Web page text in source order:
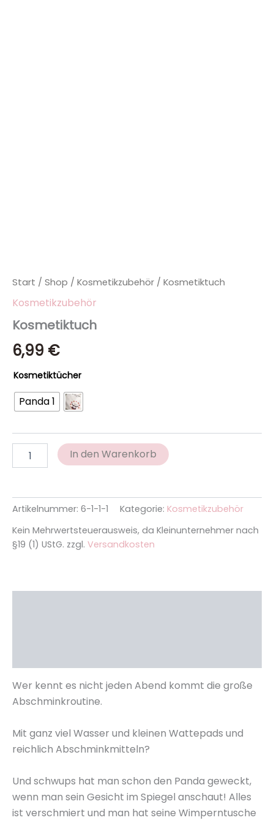
Start / Shop / Kosmetikzubehör / Kosmetiktuch
Kosmetikzubehör
Kosmetiktuch
6,99 €
Kosmetiktücher
Panda 1
In den Warenkorb
Artikelnummer: 6-1-1-1 Kategorie: Kosmetikzubehör
Kein Mehrwertsteuerausweis, da Kleinunternehmer nach
§19 (1) UStG. zzgl. Versandkosten
Wer kennt es nicht jeden Abend kommt die große
Abschminkroutine.
Mit ganz viel Wasser und kleinen Wattepads und
reichlich Abschminkmitteln?
Und schwups hat man schon den Panda geweckt,
wenn man sein Gesicht im Spiegel anschaut! Alles
ist verschmiert und man hat seine Wimperntusche